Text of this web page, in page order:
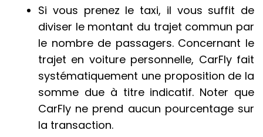
Si vous prenez le taxi, il vous suffit de
diviser le montant du trajet commun par
le nombre de passagers. Concernant le
trajet en voiture personnelle, CarFly fait
systématiquement une proposition de la
somme due à titre indicatif. Noter que
CarFly ne prend aucun pourcentage sur
la transaction.